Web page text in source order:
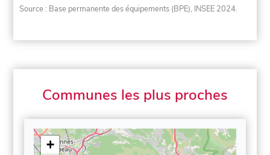
Source : Base permanente des équipements (BPE), INSEE 2024.
Communes les plus proches
+